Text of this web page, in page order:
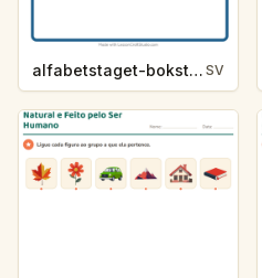
alfabetstaget-bokstavsledtrad-yrken-4317 SV